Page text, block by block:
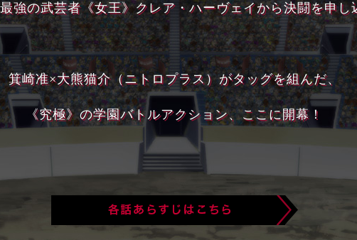
強の武芸者《女王》クレア・ハーヴェイから決闘を申
箕崎准×大熊猫介（ニトロプラス）がタッグを組んだ、
《究極》の学園バトルアクション、ここに開幕！